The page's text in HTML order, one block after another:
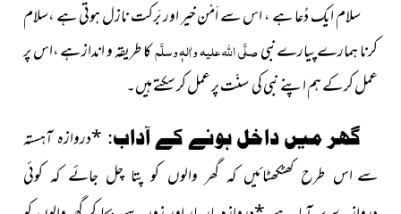
سلام ایک دُعا ہے ، اس سے اَمْن خیر اور بَرکت نازل ہوتی ہے ،سلام
کرنا ہمارے پیارے نبیصلَّی اللہ علیہ واٰلہٖ وسلَّمکا طریقہ و انداز ہے ،اس پر
عمل کر کے ہم اپنے نبی کی سنّت پر عمل کر سکتے ہیں۔
گھر میں داخل ہونے کے آداب: *دروازہ آہستہ
سے اس طرح کھٹکھٹائیں کہ گھر والوں کو پتا چل جائے کہ کوئی